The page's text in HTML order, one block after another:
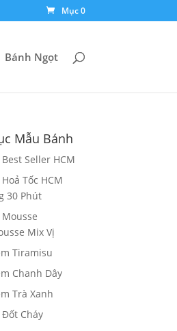
Mục 0
Bánh Ngọt
Mẫu Bánh
Seller HCM
Tốc HCM
30 Phút
Mix Vị
Tiramisu
Chanh Dây
Trà Xanh
Cháy